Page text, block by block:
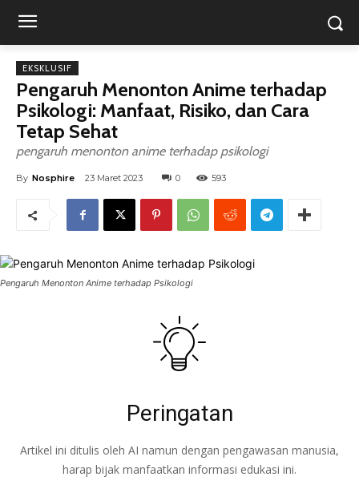
EKSKLUSIF
Pengaruh Menonton Anime terhadap
Psikologi: Manfaat, Risiko, dan Cara
Tetap Sehat
pengaruh menonton anime terhadap psikologi
By Nosphire 23 Maret 2023 0 593
Pengaruh Menonton Anime terhadap Psikologi
Peringatan
Artikel ini ditulis oleh AI namun dengan pengawasan manusia,
harap bijak manfaatkan informasi edukasi ini.